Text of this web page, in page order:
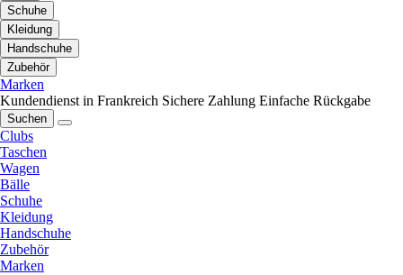
Schuhe
Kleidung
Handschuhe
Zubehör
Marken
Kundendienst in Frankreich Sichere Zahlung Einfache Rückgabe
Suchen
Clubs
Taschen
Wagen
Bälle
Schuhe
Kleidung
Handschuhe
Zubehör
Marken